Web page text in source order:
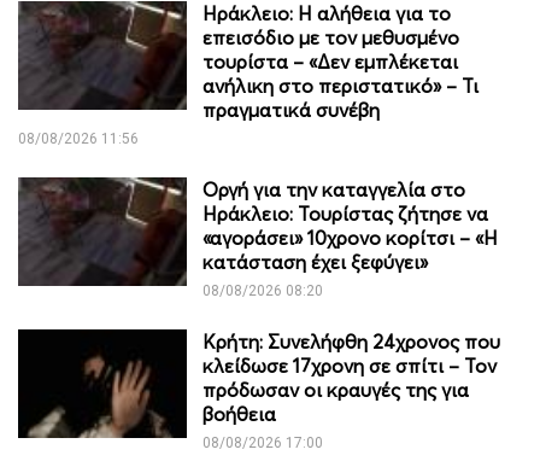
Ηράκλειο: Η αλήθεια για το
επεισόδιο με τον μεθυσμένο
τουρίστα – «Δεν εμπλέκεται
ανήλικη στο περιστατικό» – Τι
πραγματικά συνέβη
08/08/2026 11:56
Οργή για την καταγγελία στο
Ηράκλειο: Τουρίστας ζήτησε να
«αγοράσει» 10χρονο κορίτσι – «Η
κατάσταση έχει ξεφύγει»
08/08/2026 08:20
Κρήτη: Συνελήφθη 24χρονος που
κλείδωσε 17χρονη σε σπίτι – Τον
πρόδωσαν οι κραυγές της για
βοήθεια
08/08/2026 17:00